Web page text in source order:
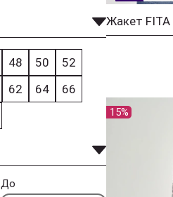
48 50
52
62 64
66
До
15%